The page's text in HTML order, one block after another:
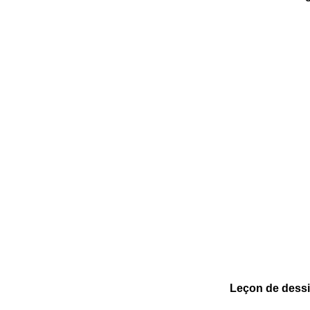
Leçon de